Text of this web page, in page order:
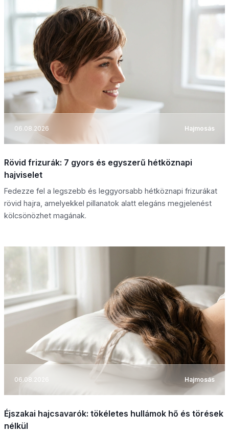
06.08.2026 Hajmosás
Rövid frizurák: 7 gyors és egyszerű hétköznapi
hajviselet
Fedezze fel a legszebb és leggyorsabb hétköznapi frizurákat
rövid hajra, amelyekkel pillanatok alatt elegáns megjelenést
kölcsönözhet magának.
06.08.2026 Hajmosás
Éjszakai hajcsavarók: tökéletes hullámok hő és törések
nélkül